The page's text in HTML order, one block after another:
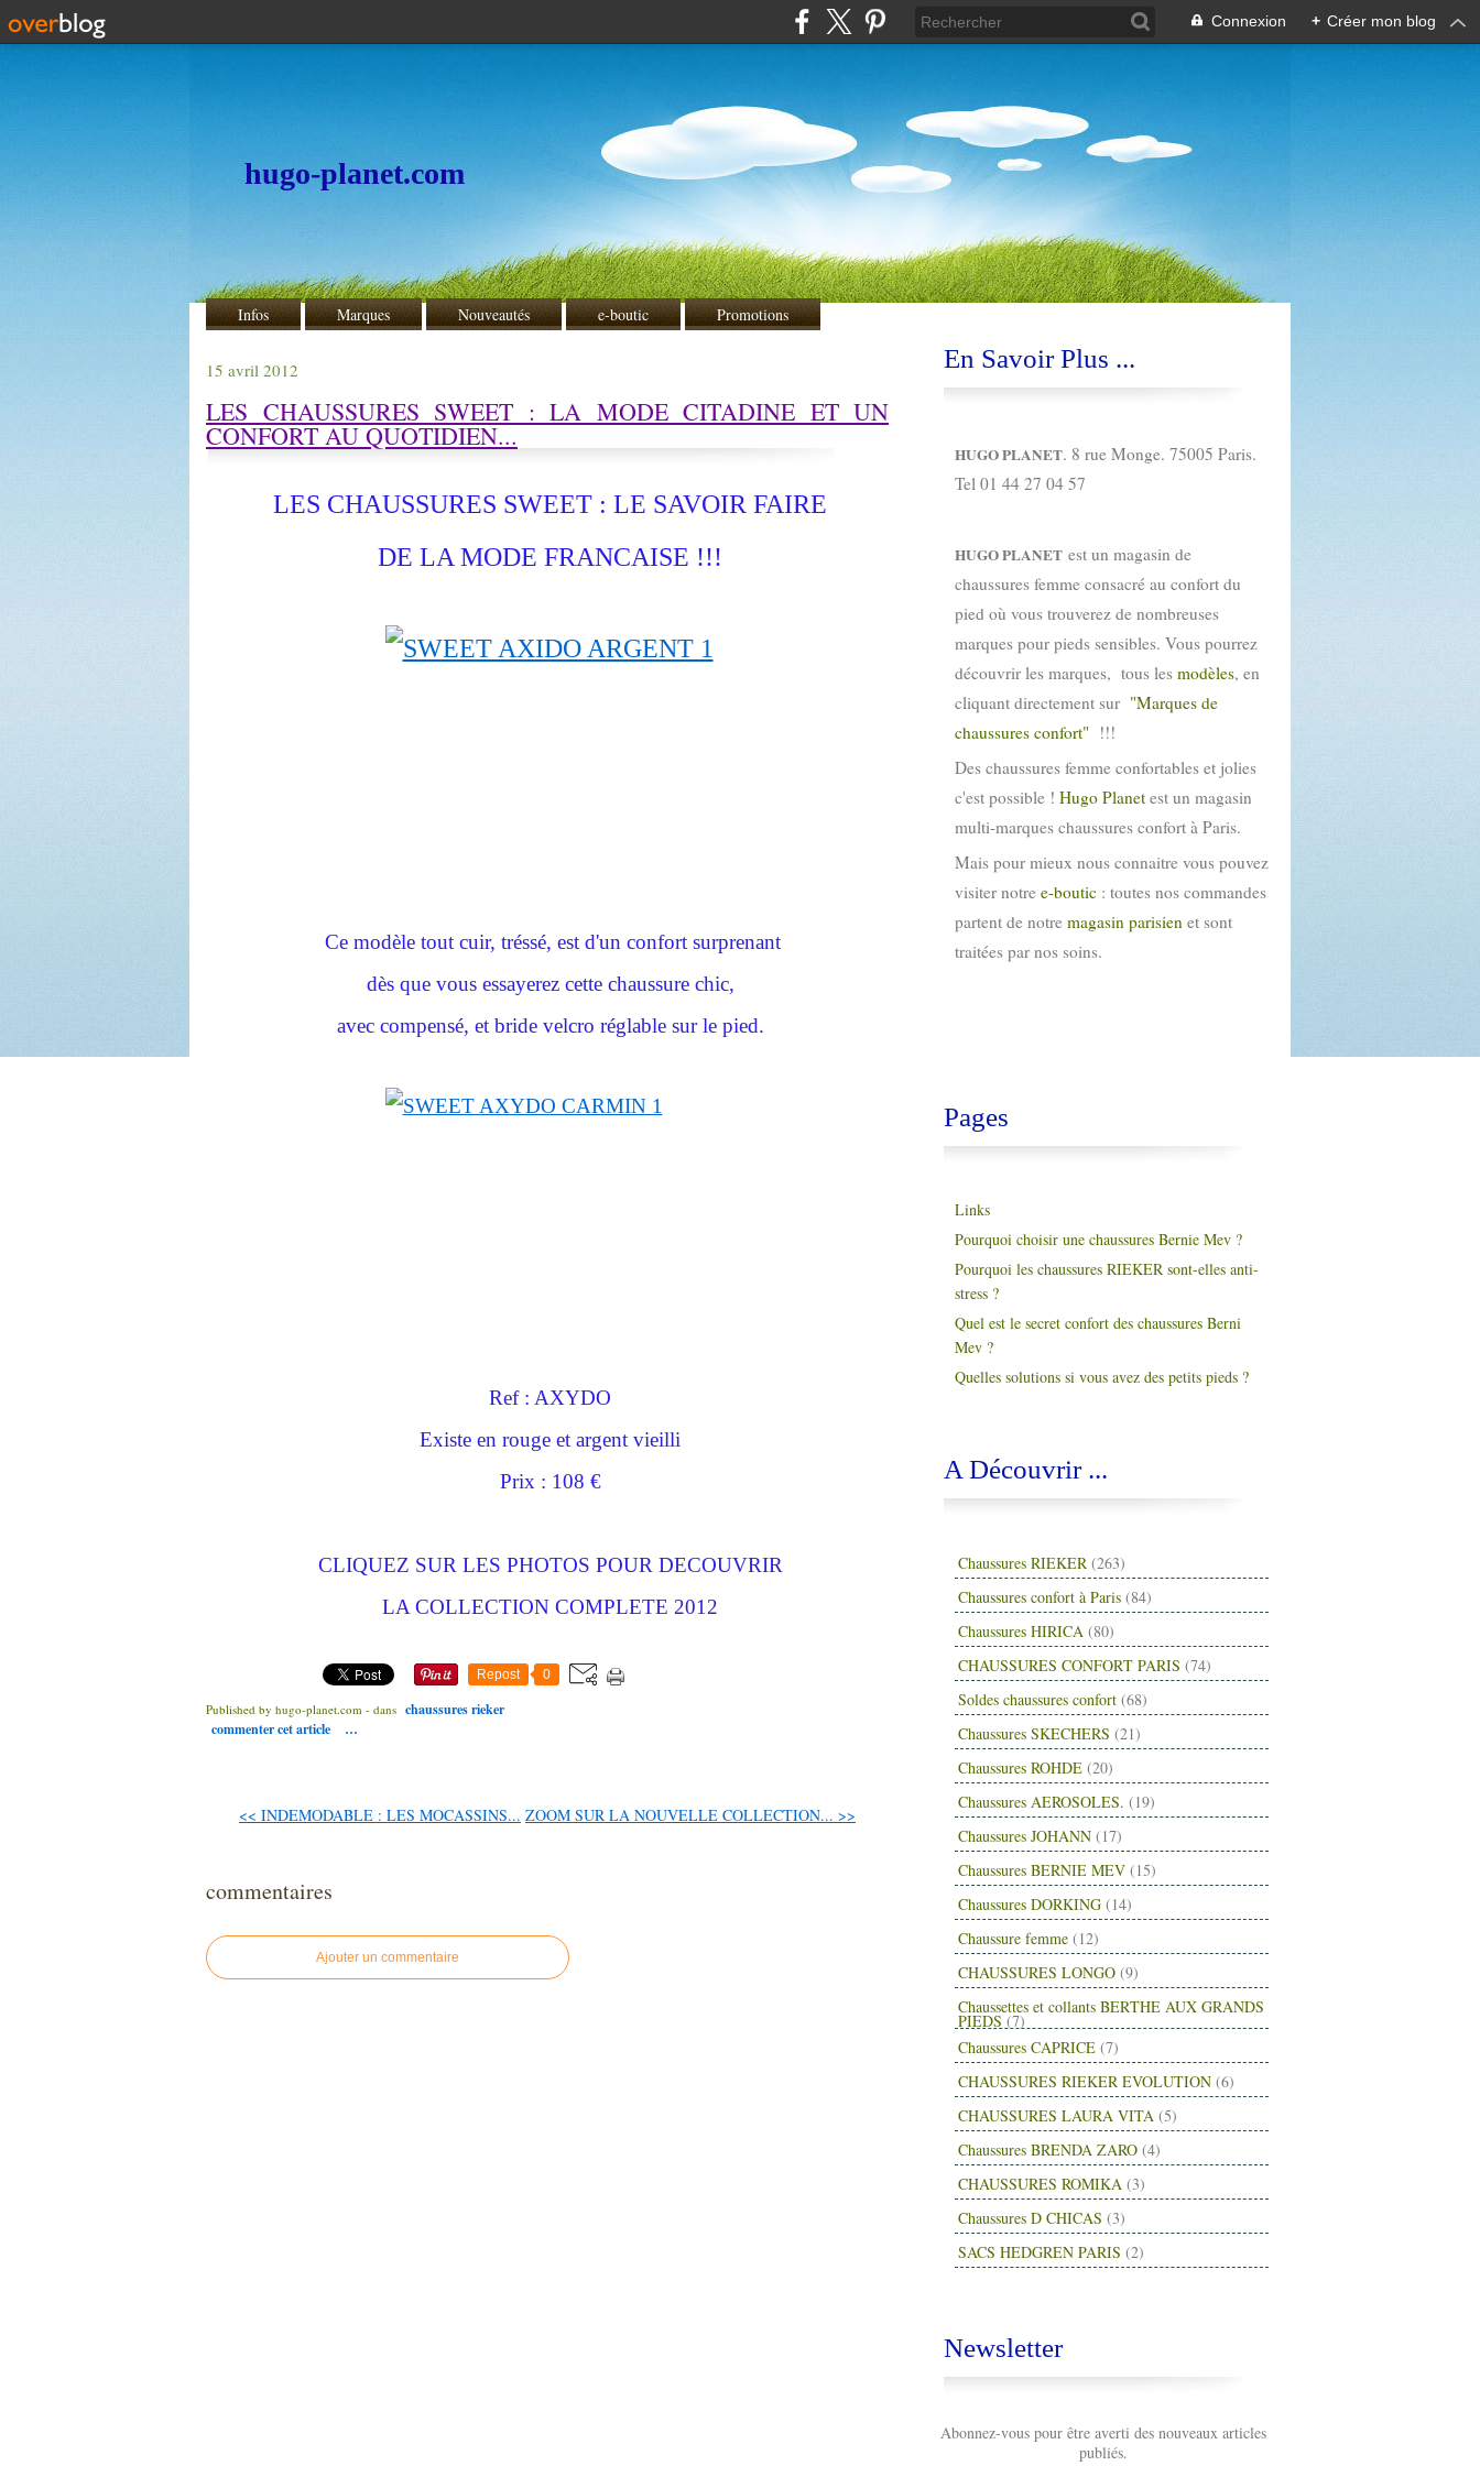
Connexion + Créer mon blog
hugo-planet.com
Infos Marques Nouveautés e-boutic Promotions
15 avril 2012
LES CHAUSSURES SWEET : LA MODE CITADINE ET UN
CONFORT AU QUOTIDIEN...
LES CHAUSSURES SWEET : LE SAVOIR FAIRE
DE LA MODE FRANCAISE !!!
Ce modèle tout cuir, tréssé, est d'un confort surprenant
dès que vous essayerez cette chaussure chic,
avec compensé, et bride velcro réglable sur le pied.
Ref : AXYDO
Existe en rouge et argent vieilli
Prix : 108 €
CLIQUEZ SUR LES PHOTOS POUR DECOUVRIR
LA COLLECTION COMPLETE 2012
Repost 0
Published by hugo-planet.com - dans chaussures rieker
commenter cet article
…
<< INDEMODABLE : LES MOCASSINS... ZOOM SUR LA NOUVELLE COLLECTION... >>
commentaires
Ajouter un commentaire
En Savoir Plus ...
HUGO PLANET. 8 rue Monge. 75005 Paris.
Tel 01 44 27 04 57
HUGO PLANET est un magasin de
chaussures femme consacré au confort du
pied où vous trouverez de nombreuses
marques pour pieds sensibles. Vous pourrez
découvrir les marques, tous les modèles, en
cliquant directement sur "Marques de
chaussures confort" !!!
Des chaussures femme confortables et jolies
c'est possible ! Hugo Planet est un magasin
multi-marques chaussures confort à Paris.
Mais pour mieux nous connaitre vous pouvez
visiter notre e-boutic : toutes nos commandes
partent de notre magasin parisien et sont
traitées par nos soins.
Pages
Links
Pourquoi choisir une chaussures Bernie Mev ?
Pourquoi les chaussures RIEKER sont-elles anti-
stress ?
Quel est le secret confort des chaussures Berni
Mev ?
Quelles solutions si vous avez des petits pieds ?
A Découvrir ...
Chaussures RIEKER (263)
Chaussures confort à Paris (84)
Chaussures HIRICA (80)
CHAUSSURES CONFORT PARIS (74)
Soldes chaussures confort (68)
Chaussures SKECHERS (21)
Chaussures ROHDE (20)
Chaussures AEROSOLES. (19)
Chaussures JOHANN (17)
Chaussures BERNIE MEV (15)
Chaussures DORKING (14)
Chaussure femme (12)
CHAUSSURES LONGO (9)
Chaussettes et collants BERTHE AUX GRANDS
PIEDS (7)
Chaussures CAPRICE (7)
CHAUSSURES RIEKER EVOLUTION (6)
CHAUSSURES LAURA VITA (5)
Chaussures BRENDA ZARO (4)
CHAUSSURES ROMIKA (3)
Chaussures D CHICAS (3)
SACS HEDGREN PARIS (2)
Newsletter
Abonnez-vous pour être averti des nouveaux articles
publiés.